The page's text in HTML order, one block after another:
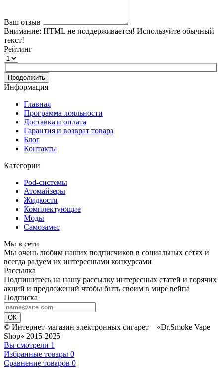
Ваш отзыв
Внимание: HTML не поддерживается! Используйте обычный
текст!
Рейтинг
Продолжить
Информация
Главная
Программа лояльности
Доставка и оплата
Гарантия и возврат товара
Блог
Контакты
Категории
Pod-системы
Атомайзеры
Жидкости
Комплектующие
Моды
Самозамес
Мы в сети
Мы очень любим наших подписчиков в социальных сетях и
всегда радуем их интересными конкурсами
Рассылка
Подпишитесь на нашу рассылку интересных статей и горячих
акций и предложений чтобы быть своим в мире вейпа
Подписка
ОК
© Интернет-магазин электронных сигарет – «Dr.Smoke Vape
Shop» 2015-2025
Вы смотрели 1
Избранные товары 0
Сравнение товаров 0